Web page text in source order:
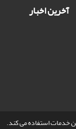
خدمات استفاده می کند.
آخرین اخبار